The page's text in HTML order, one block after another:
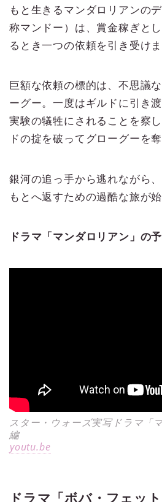
もと生きるマンダロリアンの
称マンドー）は、賞金稼ぎと
るとき一つの依頼を引き受けま
巨額な依頼の標的は、不思議
ーグー。一度はギルドに引き
実験の犠牲にされることを察
ドの掟を破ってグローグーを奪
銀河の追っ手から逃れながら
もとへ返すための過酷な旅が始
ドラマ「マンダロリアン」の
スター・ウォーズ実写ドラマ「
編
youtu.be
ドラマ「ボバ・フェッ